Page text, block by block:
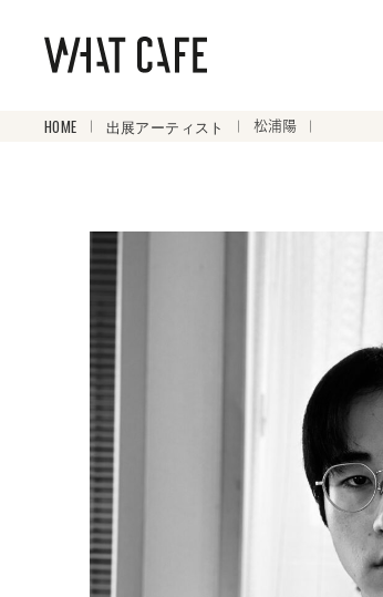
HOME 出展アーティスト 松浦陽